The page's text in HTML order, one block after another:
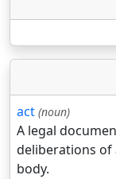
act (noun)
A legal
deliberations of
body.